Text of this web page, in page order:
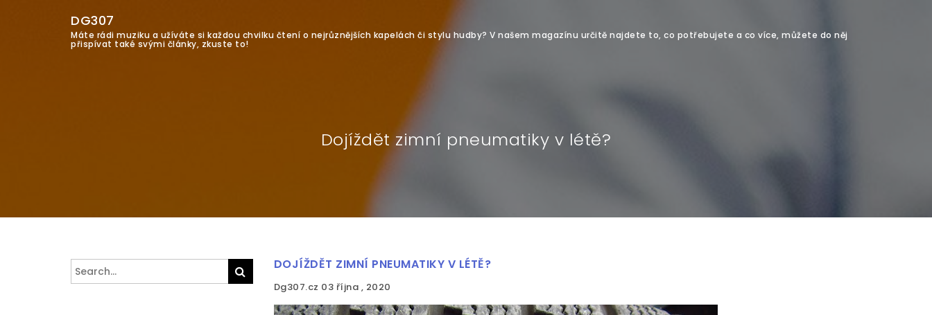
DG307
Máte rádi muziku a užíváte si každou chvilku čtení o nejrůznějších kapelách či stylu hudby? V našem magazínu určitě najdete to, co potřebujete a co více, můžete do něj
přispívat také svými články, zkuste to!
Dojíždět zimní pneumatiky v létě?
DOJÍŽDĚT ZIMNÍ PNEUMATIKY V LÉTĚ?
Dg307.cz 03 října , 2020
Search
for:
Search